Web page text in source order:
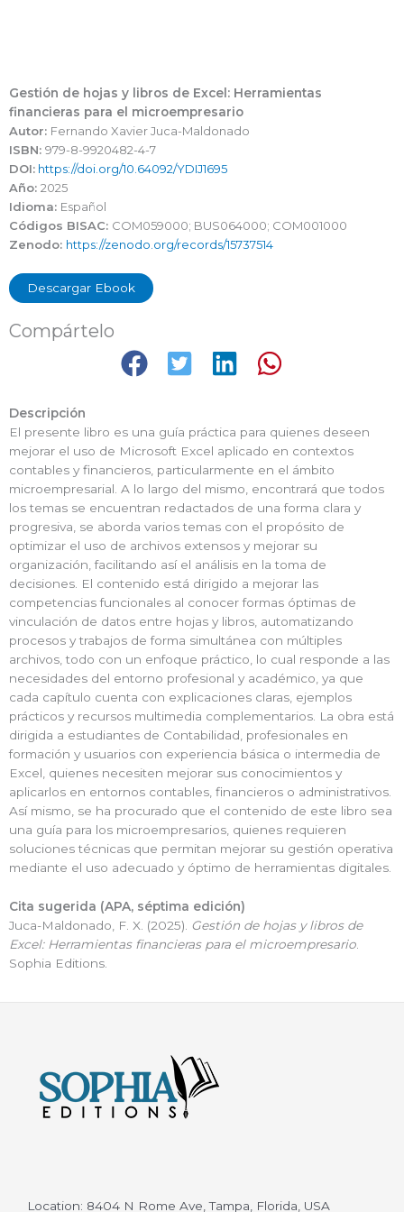
Gestión de hojas y libros de Excel: Herramientas
financieras para el microempresario
Autor: Fernando Xavier Juca-Maldonado
ISBN: 979-8-9920482-4-7
DOI: https://doi.org/10.64092/YDIJ1695
Año: 2025
Idioma: Español
Códigos BISAC: COM059000; BUS064000; COM001000
Zenodo: https://zenodo.org/records/15737514
Descargar Ebook
Compártelo
Descripción
El presente libro es una guía práctica para quienes deseen
mejorar el uso de Microsoft Excel aplicado en contextos
contables y financieros, particularmente en el ámbito
microempresarial. A lo largo del mismo, encontrará que todos
los temas se encuentran redactados de una forma clara y
progresiva, se aborda varios temas con el propósito de
optimizar el uso de archivos extensos y mejorar su
organización, facilitando así el análisis en la toma de
decisiones. El contenido está dirigido a mejorar las
competencias funcionales al conocer formas óptimas de
vinculación de datos entre hojas y libros, automatizando
procesos y trabajos de forma simultánea con múltiples
archivos, todo con un enfoque práctico, lo cual responde a las
necesidades del entorno profesional y académico, ya que
cada capítulo cuenta con explicaciones claras, ejemplos
prácticos y recursos multimedia complementarios. La obra está
dirigida a estudiantes de Contabilidad, profesionales en
formación y usuarios con experiencia básica o intermedia de
Excel, quienes necesiten mejorar sus conocimientos y
aplicarlos en entornos contables, financieros o administrativos.
Así mismo, se ha procurado que el contenido de este libro sea
una guía para los microempresarios, quienes requieren
soluciones técnicas que permitan mejorar su gestión operativa
mediante el uso adecuado y óptimo de herramientas digitales.
Cita sugerida (APA, séptima edición)
Juca-Maldonado, F. X. (2025). Gestión de hojas y libros de
Excel: Herramientas financieras para el microempresario
Sophia Editions.
Location: 8404 N Rome Ave, Tampa, Florida, USA